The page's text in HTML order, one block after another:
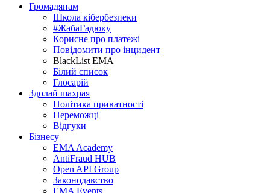
Громадянам
Школа кібербезпеки
#ЖабаГадюку
Корисне про платежі
Повідомити про інцидент
BlackList EMA
Білий список
Глосарій
Здолай шахрая
Політика приватності
Переможцi
Відгуки
Бізнесу
EMA Academy
AntiFraud HUB
Open API Group
Законодавство
EMA Events